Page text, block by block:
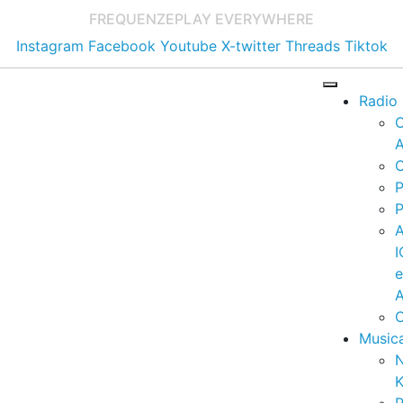
FREQUENZEPLAY EVERYWHERE
Instagram Facebook Youtube X-twitter Threads Tiktok
Radio
e